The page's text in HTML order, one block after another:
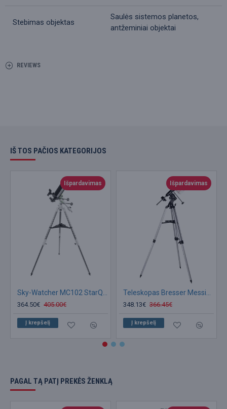
Stebimas objektas
Saulės sistemos planetos,
antžeminiai objektai
REVIEWS
IŠ TOS PAČIOS KATEGORIJOS
Išpardavimas
364.50€ 405.00€
Į krepšelį
Išpardavimas
348.13€ 366.45€
Į krepšelį
PAGAL TĄ PATĮ PREKĖS ŽENKLĄ